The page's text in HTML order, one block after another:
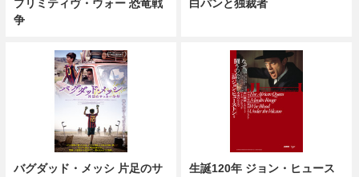
プリミティヴ・ウォー 恐竜戦
争
白パンと独裁者
バグダッド・メッシ 片足のサ
生誕120年 ジョン・ヒュース